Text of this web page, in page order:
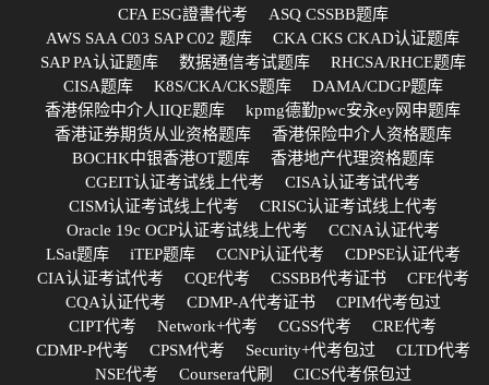
CFA ESG證書代考
ASQ CSSBB题库
AWS SAA C03 SAP C02 题库
CKA CKS CKAD认证题库
SAP PA认证题库
数据通信考试题库
RHCSA/RHCE题库
CISA题库
K8S/CKA/CKS题库
DAMA/CDGP题库
香港保险中介人IIQE题库
kpmg德勤pwc安永ey网申题库
香港证券期货从业资格题库
香港保险中介人资格题库
BOCHK中银香港OT题库
香港地产代理资格题库
CGEIT认证考试线上代考
CISA认证考试代考
CISM认证考试线上代考
CRISC认证考试线上代考
Oracle 19c OCP认证考试线上代考
CCNA认证代考
LSat题库
iTEP题库 CCNP认证代考
CDPSE认证代考
CIA认证考试代考
CQE代考 CSSBB代考证书
CFE代考
CQA认证代考
CDMP-A代考证书
CPIM代考包过
CIPT代考
Network+代考 CGSS代考
CRE代考
CDMP-P代考
CPSM代考 Security+代考包过
CLTD代考
NSE代考
Coursera代刷
CICS代考保包过